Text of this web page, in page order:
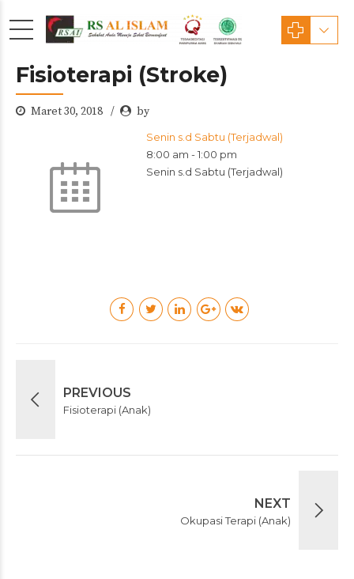
Fisioterapi (Stroke)
Maret 30, 2018 by
Senin s.d Sabtu (Terjadwal)
8:00 am -1:00 pm
Senin s.d Sabtu (Terjadwal)
PREVIOUS
Fisioterapi (Anak)
NEXT
Okupasi Terapi (Anak)